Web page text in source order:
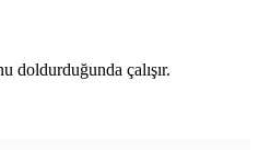
doldurduğunda çalışır.